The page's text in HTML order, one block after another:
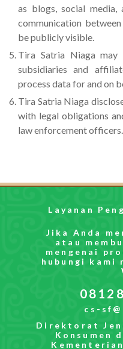
as blogs, social media,
communication
be publicly visible.
Tira Satria Niaga
subsidiaries and
process data for and on
Tira Satria Niaga
with legal obligations
law enforcement officers.
Layanan
Jika Anda
atau
mengenai
hubungi kami
cs-
Direktorat
Konsumen